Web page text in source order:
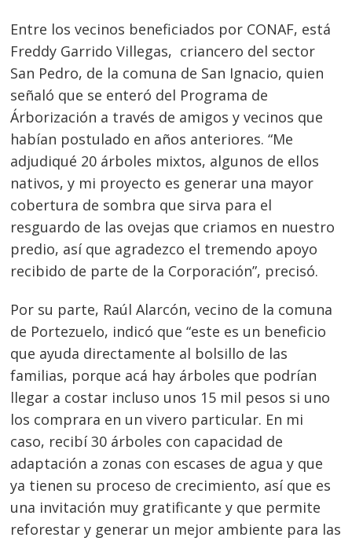
Entre los vecinos beneficiados por CONAF, está
Freddy Garrido Villegas, criancero del sector
San Pedro, de la comuna de San Ignacio, quien
señaló que se enteró del Programa de
Árborización a través de amigos y vecinos que
habían postulado en años anteriores. “Me
adjudiqué 20 árboles mixtos, algunos de ellos
nativos, y mi proyecto es generar una mayor
cobertura de sombra que sirva para el
resguardo de las ovejas que criamos en nuestro
predio, así que agradezco el tremendo apoyo
recibido de parte de la Corporación”, precisó.
Por su parte, Raúl Alarcón, vecino de la comuna
de Portezuelo, indicó que “este es un beneficio
que ayuda directamente al bolsillo de las
familias, porque acá hay árboles que podrían
llegar a costar incluso unos 15 mil pesos si uno
los comprara en un vivero particular. En mi
caso, recibí 30 árboles con capacidad de
adaptación a zonas con escases de agua y que
ya tienen su proceso de crecimiento, así que es
una invitación muy gratificante y que permite
reforestar y generar un mejor ambiente para las